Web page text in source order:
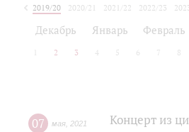
2019/20 2020/21 2021/22 2022/23
Декабрь Январь Февраль
2 3 4 5 6 7 8
07 мая 2021 Концерт из